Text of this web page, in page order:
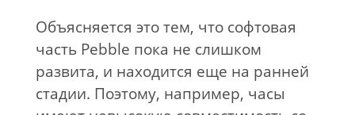
Объясняется это тем, что софтовая
часть Pebble пока не слишком
развита, и находится еще на ранней
стадии. Поэтому, например, часы